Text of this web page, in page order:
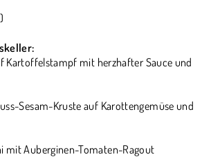
Kartoffelstampf mit herzhafter Sauce und
Sesam-Kruste auf Karottengemüse und
mit Auberginen-Tomaten-Ragout